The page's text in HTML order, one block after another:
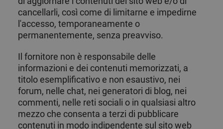
cancellarli, così come di limitarne e impedirne
l'accesso, temporaneamente o
permanentemente, senza preavviso.
Il fornitore non è responsabile delle
informazioni e dei contenuti memorizzati, a
titolo esemplificativo e non esaustivo, nei
forum, nelle chat, nei generatori di blog, nei
commenti, nelle reti sociali o in qualsiasi altro
mezzo che consenta a terzi di pubblicare
contenuti in modo indipendente sul sito web